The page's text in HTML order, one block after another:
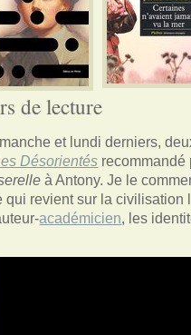
de lecture
et lundi derniers,
Désorientés recommandé
à Antony. Je le
qui revient sur la civilisation
académicien, les